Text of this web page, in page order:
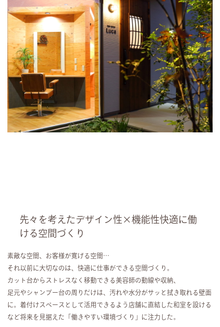
先々を考えたデザイン性×機能性快適に働
ける空間づくり
素敵な空間、お客様が寛げる空間…
それ以前に大切なのは、快適に仕事ができる空間づくり。
カット台からストレスなく移動できる美容師の動線や収納、
足元やシャンプー台の周りだけは、汚れや水分がサッと拭き取れる壁面
に。着付けスペースとして活用できるよう店舗に直結した和室を設ける
など将来を見据えた「働きやすい環境づくり」に注力した。